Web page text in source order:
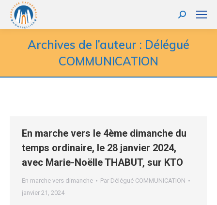
Recherche
:
Archives de l’auteur : Délégué
COMMUNICATION
En marche vers le 4ème dimanche du
temps ordinaire, le 28 janvier 2024,
avec Marie-Noëlle THABUT, sur KTO
En marche vers dimanche Par Délégué COMMUNICATION
janvier 21, 2024